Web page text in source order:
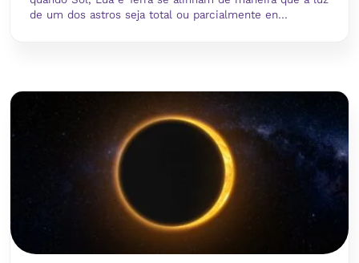
de um dos astros seja total ou parcialmente en...